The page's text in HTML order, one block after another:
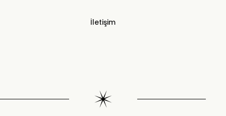
İletişim